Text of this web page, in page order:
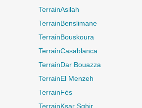
0 / 500
TerrainAsilah
TerrainBenslimane
TerrainBouskoura
TerrainCasablanca
TerrainDar Bouazza
TerrainEl Menzeh
TerrainFès
TerrainKsar Sghir